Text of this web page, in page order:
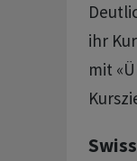
ihr
mit